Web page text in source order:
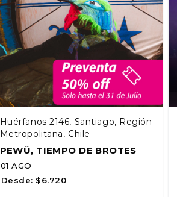
Huérfanos 2146, Santiago, Región
Metropolitana, Chile
PEWÜ, TIEMPO DE BROTES
01 AGO
Desde: $6.720